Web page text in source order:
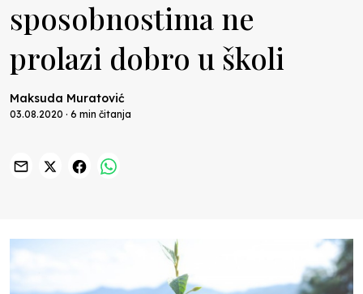
sposobnostima ne
prolazi dobro u školi
Maksuda Muratović
03.08.2020 · 6 min čitanja